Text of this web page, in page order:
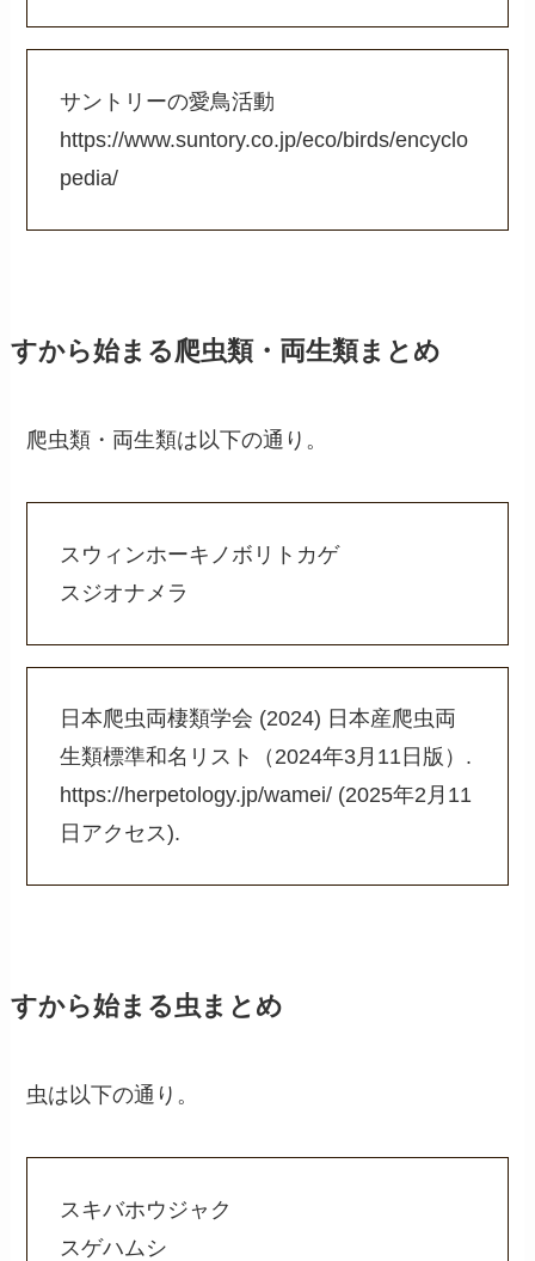
サントリーの愛鳥活動
https://www.suntory.co.jp/eco/birds/encyclo
pedia/
すから始まる爬虫類・両生類まとめ
爬虫類・両生類は以下の通り。
スウィンホーキノボリトカゲ
スジオナメラ
日本爬虫両棲類学会 (2024) 日本産爬虫両
生類標準和名リスト（2024年3月11日版）.
https://herpetology.jp/wamei/ (2025年2月11
日アクセス).
すから始まる虫まとめ
虫は以下の通り。
スキバホウジャク
スゲハムシ